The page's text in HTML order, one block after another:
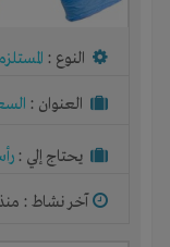
النوع :
العنوان :
يحتاج إلي :
آخر نشاط : منذ 2